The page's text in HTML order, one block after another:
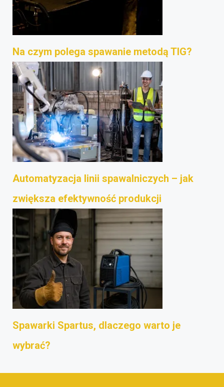
Na czym polega spawanie metodą TIG?
Automatyzacja linii spawalniczych – jak
zwiększa efektywność produkcji
Spawarki Spartus, dlaczego warto je
wybrać?